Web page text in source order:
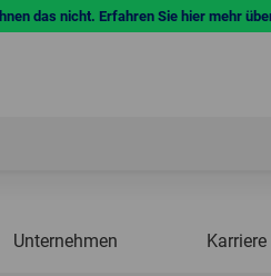
das nicht. Erfahren Sie hier mehr
Unternehmen Karriere